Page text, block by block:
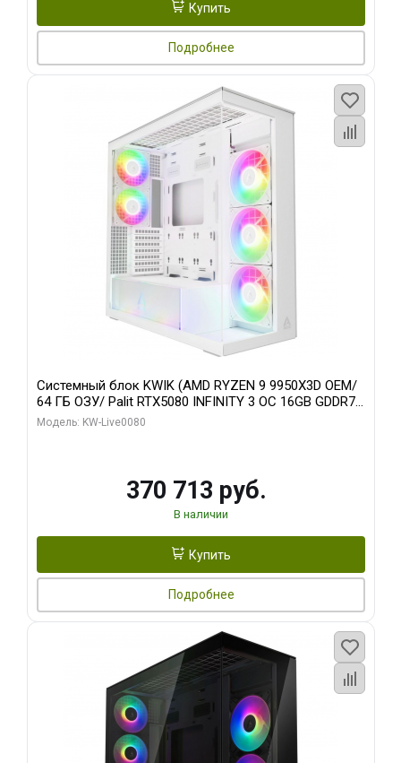
Купить
Подробнее
Системный блок KWIK (AMD RYZEN 9 9950X3D OEM/
64 ГБ ОЗУ/ Palit RTX5080 INFINITY 3 OC 16GB GDDR7
256bit 3xDP H/ 960 ГБ SSD)
Модель: KW-Live0080
370 713 руб.
В наличии
Купить
Подробнее